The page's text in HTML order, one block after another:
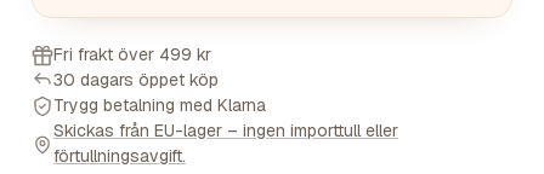
Fri frakt över 499 kr
30 dagars öppet köp
Trygg betalning med Klarna
Skickas från EU-lager – ingen importtull eller
förtullningsavgift.